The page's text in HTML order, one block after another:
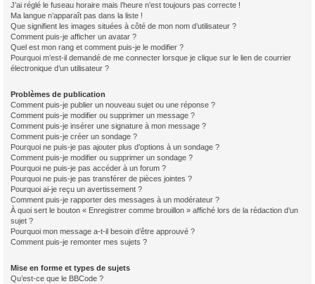
J’ai réglé le fuseau horaire mais l’heure n’est toujours pas correcte !
Ma langue n’apparaît pas dans la liste !
Que signifient les images situées à côté de mon nom d’utilisateur ?
Comment puis-je afficher un avatar ?
Quel est mon rang et comment puis-je le modifier ?
Pourquoi m’est-il demandé de me connecter lorsque je clique sur le lien de courrier
électronique d’un utilisateur ?
Problèmes de publication
Comment puis-je publier un nouveau sujet ou une réponse ?
Comment puis-je modifier ou supprimer un message ?
Comment puis-je insérer une signature à mon message ?
Comment puis-je créer un sondage ?
Pourquoi ne puis-je pas ajouter plus d’options à un sondage ?
Comment puis-je modifier ou supprimer un sondage ?
Pourquoi ne puis-je pas accéder à un forum ?
Pourquoi ne puis-je pas transférer de pièces jointes ?
Pourquoi ai-je reçu un avertissement ?
Comment puis-je rapporter des messages à un modérateur ?
À quoi sert le bouton « Enregistrer comme brouillon » affiché lors de la rédaction d’un
sujet ?
Pourquoi mon message a-t-il besoin d’être approuvé ?
Comment puis-je remonter mes sujets ?
Mise en forme et types de sujets
Qu’est-ce que le BBCode ?